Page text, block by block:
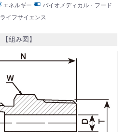
エネルギー
バイオメディカル・フード
ライフサイエンス
【組み図】